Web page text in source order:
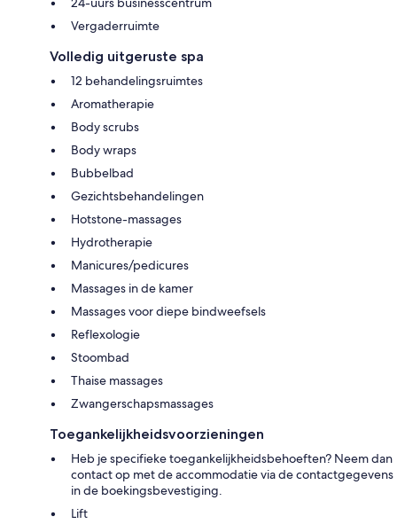
Vergaderruimte
Volledig uitgeruste spa
12 behandelingsruimtes
Aromatherapie
Body scrubs
Body wraps
Bubbelbad
Gezichtsbehandelingen
Hotstone-massages
Hydrotherapie
Manicures/pedicures
Massages in de kamer
Massages voor diepe bindweefsels
Reflexologie
Stoombad
Thaise massages
Zwangerschapsmassages
Toegankelijkheidsvoorzieningen
Heb je specifieke toegankelijkheidsbehoeften? Neem dan
contact op met de accommodatie via de contactgegevens
in de boekingsbevestiging.
Lift